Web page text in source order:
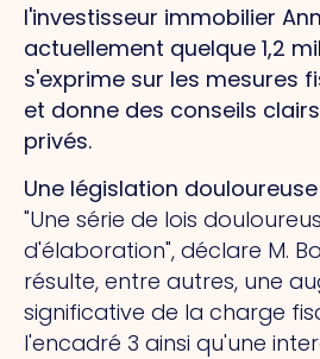
l'investisseur immobilier
actuellement quelque 1,2
s'exprime sur les mesures
et donne des conseils
privés.
Une législation douloureuse
"Une série de lois
d'élaboration", déclare M.
résulte, entre autres, une
significative de la charge
l'encadré 3 ainsi qu'une